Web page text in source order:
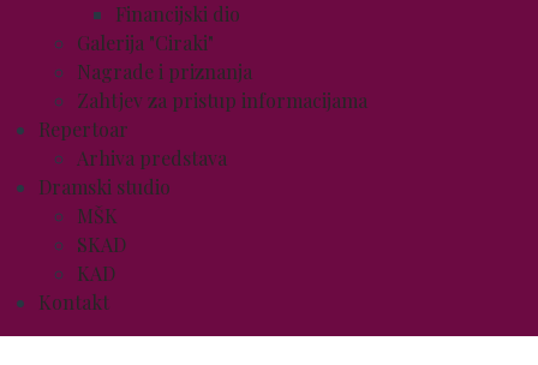
Financijski dio
Galerija "Ciraki"
Nagrade i priznanja
Zahtjev za pristup informacijama
Repertoar
Arhiva predstava
Dramski studio
MŠK
SKAD
KAD
Kontakt